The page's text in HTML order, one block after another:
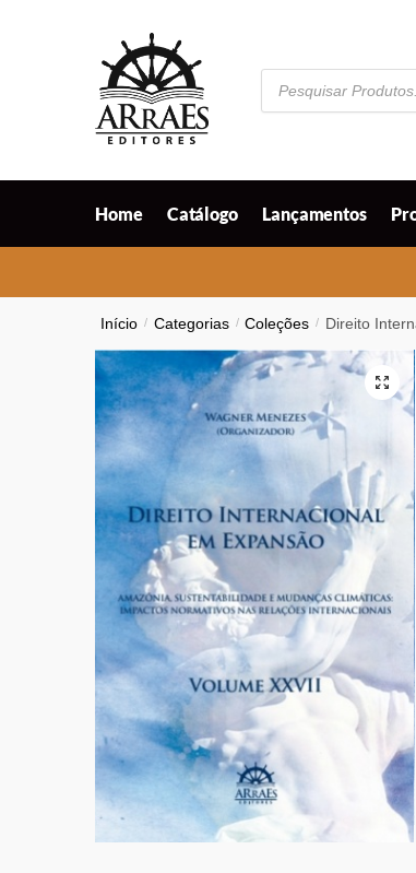
Pesquisar
produtos
Home Catálogo Lançamentos
Início / Categorias / Coleções / Direito
🔍